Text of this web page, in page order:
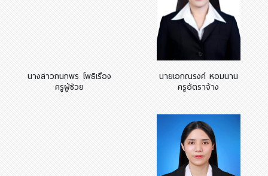
นางสาวกนกพร โพธิเรือง
ครูผู้ช่วย
นายเอกณรงค์ หอมนาน
ครูอัตราจ้าง